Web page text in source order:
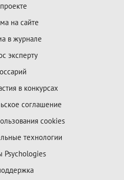
на сайте
в журнале
эксперту
в конкурсах
соглашение
cookies
технологии
Psychologies